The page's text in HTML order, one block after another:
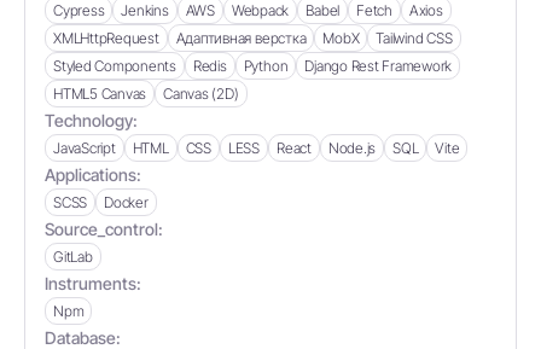
Cypress
Jenkins AWS Webpack Babel Fetch
Axios
XMLHttpRequest
Адаптивная верстка MobX
Tailwind CSS
Styled Components
Redis Python
Django Rest Framework
HTML5 Canvas
Canvas (2D)
Technology:
JavaScript HTML CSS LESS React Node.js SQL Vite
Applications:
SCSS Docker
Source_control:
GitLab
Instruments:
Npm
Database: